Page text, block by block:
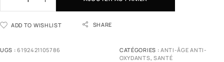
ADD TO WISHLIST SHARE
UGS :6192421105786 CATÉGORIES : ANTI-ÂGE ANTI-
OXYDANTS, SANTÉ